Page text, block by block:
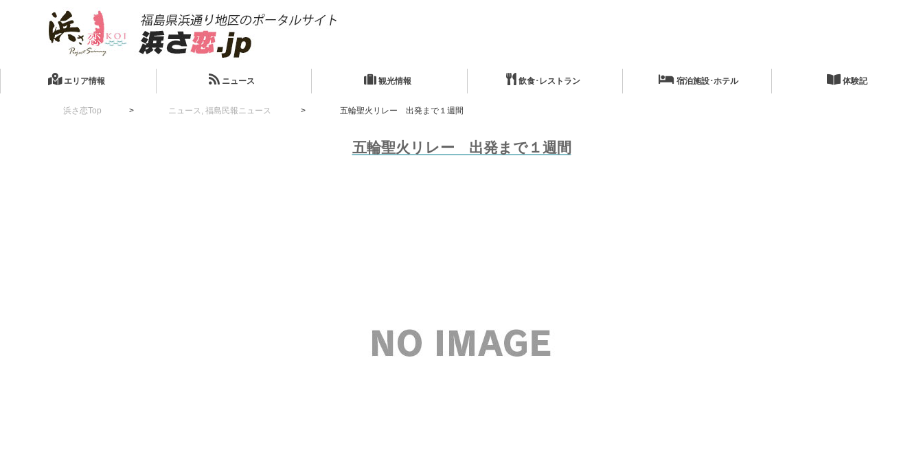
エリア情報 ニュース 観光情報 飲食･レストラン 宿泊施設･ホテル 体験記
浜さ恋Top ニュース , 福島民報ニュース 五輪聖火リレー 出発まで１週間
五輪聖火リレー 出発まで１週間